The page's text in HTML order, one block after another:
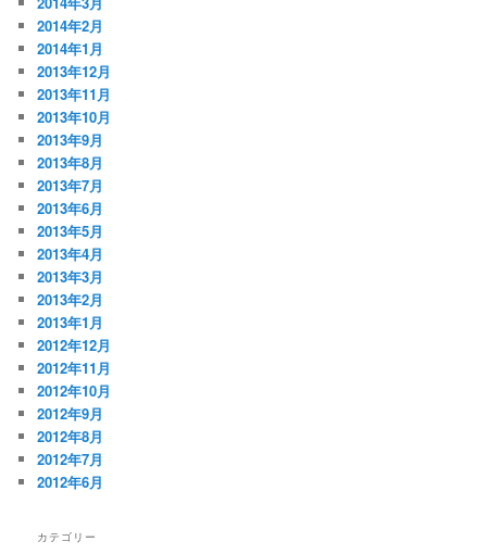
2014年2月
2014年1月
2013年12月
2013年11月
2013年10月
2013年9月
2013年8月
2013年7月
2013年6月
2013年5月
2013年4月
2013年3月
2013年2月
2013年1月
2012年12月
2012年11月
2012年10月
2012年9月
2012年8月
2012年7月
2012年6月
カテゴリー